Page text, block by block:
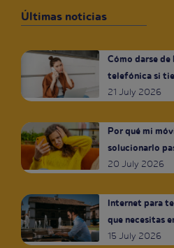
Últimas noticias
Cómo darse de
telefónica si
21 July 2026
Por qué mi
solucionarlo
20 July 2026
Internet para
que necesitas
15 July 2026